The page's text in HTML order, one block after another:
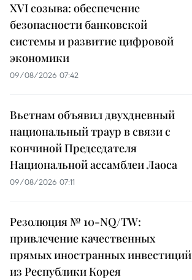
XVI созыва: обеспечение
безопасности банковской
системы и развитие цифровой
экономики
09/08/2026 07:42
Вьетнам объявил двухдневный
национальный траур в связи с
кончиной Председателя
Национальной ассамблеи Лаоса
09/08/2026 07:11
Резолюция № 10-NQ/TW:
привлечение качественных
прямых иностранных инвестиций
из Республики Корея